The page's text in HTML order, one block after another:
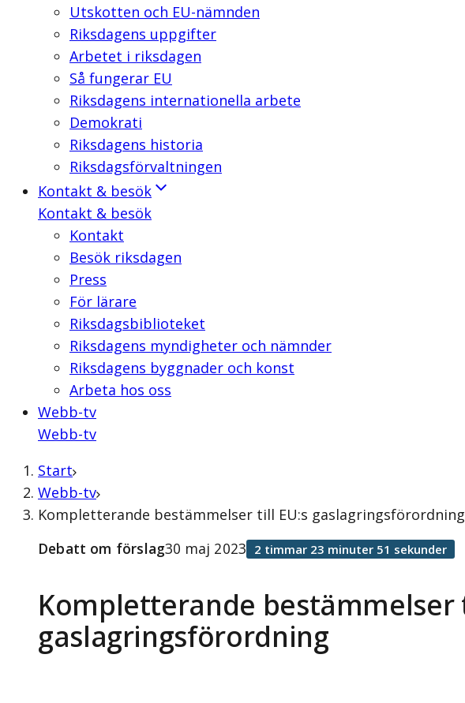
Utskotten och EU-nämnden
Riksdagens uppgifter
Arbetet i riksdagen
Så fungerar EU
Riksdagens internationella arbete
Demokrati
Riksdagens historia
Riksdagsförvaltningen
Kontakt & besök
Kontakt & besök
Kontakt
Besök riksdagen
Press
För lärare
Riksdagsbiblioteket
Riksdagens myndigheter och nämnder
Riksdagens byggnader och konst
Arbeta hos oss
Webb-tv
Webb-tv
Start
Webb-tv
Kompletterande bestämmelser till EU:s
Kompletterande bestämmelser
gaslagringsförordning
Debatt om förslag30 maj 2023 2 timmar 23 minuter 51 sekunder